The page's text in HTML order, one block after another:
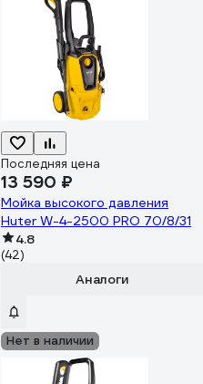
Последняя цена
13 590 ₽
Мойка высокого давления
Huter W-4-2500 PRO 70/8/31
4.8
(42)
Аналоги
Нет в наличии